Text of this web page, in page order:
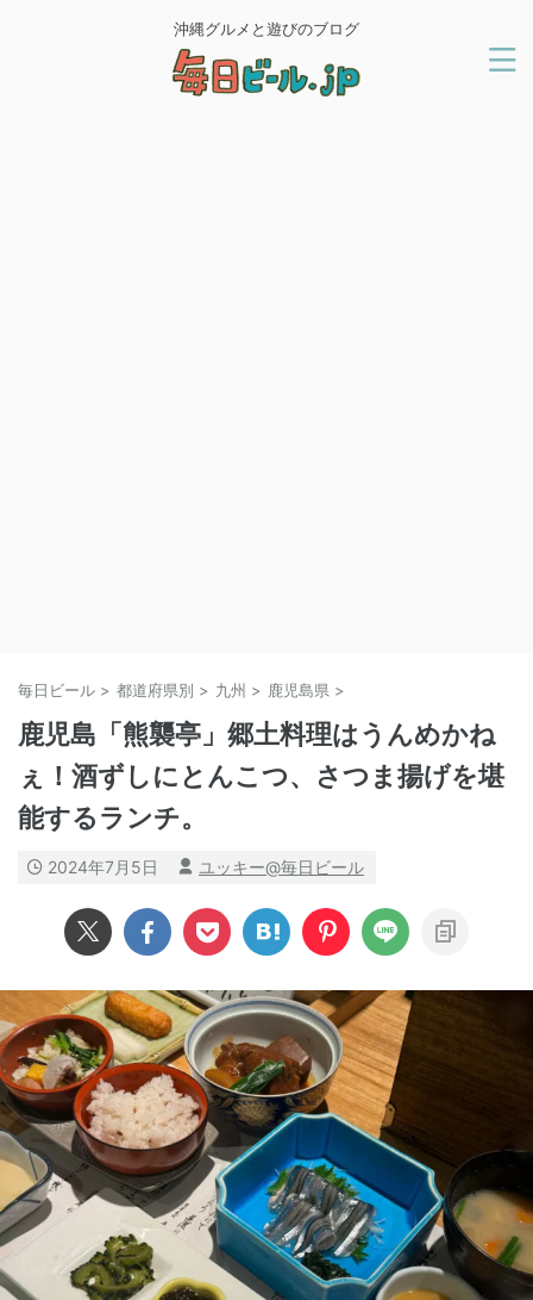
沖縄グルメと遊びのブログ
毎日ビール > 都道府県別 > 九州 > 鹿児島県 >
鹿児島「熊襲亭」郷土料理はうんめかね
ぇ！酒ずしにとんこつ、さつま揚げを堪
能するランチ。
2024年7月5日 ユッキー@毎日ビール